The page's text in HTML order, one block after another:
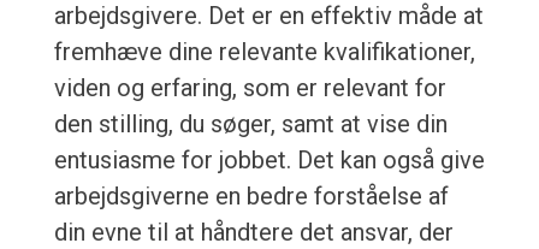
arbejdsgivere. Det er en effektiv måde at
fremhæve dine relevante kvalifikationer,
viden og erfaring, som er relevant for
den stilling, du søger, samt at vise din
entusiasme for jobbet. Det kan også give
arbejdsgiverne en bedre forståelse af
din evne til at håndtere det ansvar, der